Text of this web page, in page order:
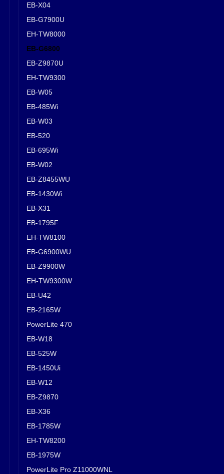
EB-X04
EB-G7900U
EH-TW8000
EB-G6800
EB-Z9870U
EH-TW9300
EB-W05
EB-485Wi
EB-W03
EB-520
EB-695Wi
EB-W02
EB-Z8455WU
EB-1430Wi
EB-X31
EB-1795F
EH-TW8100
EB-G6900WU
EB-Z9900W
EH-TW9300W
EB-U42
EB-2165W
PowerLite 470
EB-W18
EB-525W
EB-1450Ui
EB-W12
EB-Z9870
EB-X36
EB-1785W
EH-TW8200
EB-1975W
PowerLite Pro Z11000WNL